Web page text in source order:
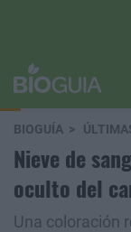
BIOGUÍA
Nieve de
oculto del
Una coloración